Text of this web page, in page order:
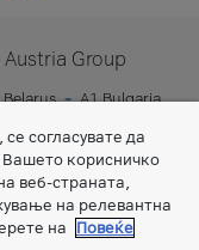
Austria Group
Belarus
A1 Bulgaria
согласувате да
корисничко
веб-страната,
на релевантна
на
Повеќе